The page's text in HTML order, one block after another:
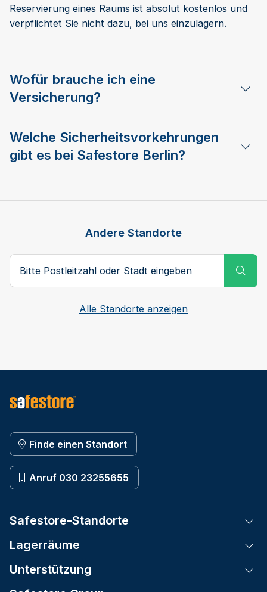
Reservierung eines Raums ist absolut kostenlos und
verpflichtet Sie nicht dazu, bei uns einzulagern.
Wofür brauche ich eine
Versicherung?
Welche Sicherheitsvorkehrungen
gibt es bei Safestore Berlin?
Andere Standorte
Bitte Postleitzahl oder Stadt eingeben
Alle Standorte anzeigen
Finde einen Standort
Anruf 030 23255655
Safestore-Standorte
Lagerräume
Unterstützung